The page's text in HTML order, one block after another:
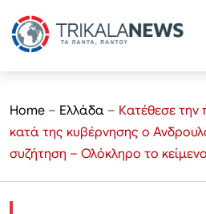
Home – Ελλάδα – Κατέθεσε την
κατά της κυβέρνησης ο
συζήτηση – Ολόκληρο το κείμενο